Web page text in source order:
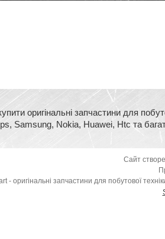
оригінальні запчастини для
Samsung, Nokia, Huawei, Htc та
Сайт